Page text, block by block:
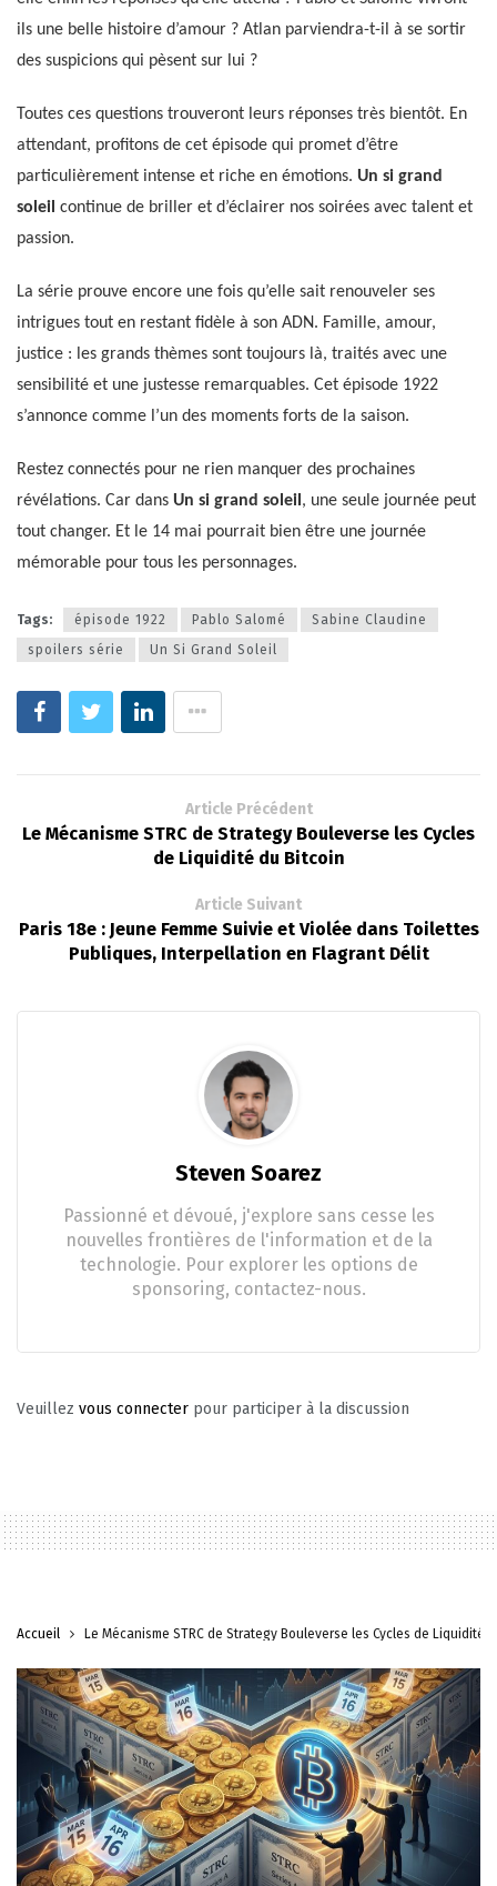
ils une belle histoire d’amour ? Atlan parviendra-t-il à se sortir
des suspicions qui pèsent sur lui ?
Toutes ces questions trouveront leurs réponses très bientôt. En
attendant, profitons de cet épisode qui promet d’être
particulièrement intense et riche en émotions. Un si grand
soleil continue de briller et d’éclairer nos soirées avec talent et
passion.
La série prouve encore une fois qu’elle sait renouveler ses
intrigues tout en restant fidèle à son ADN. Famille, amour,
justice : les grands thèmes sont toujours là, traités avec une
sensibilité et une justesse remarquables. Cet épisode 1922
s’annonce comme l’un des moments forts de la saison.
Restez connectés pour ne rien manquer des prochaines
révélations. Car dans Un si grand soleil , une seule journée peut
tout changer. Et le 14 mai pourrait bien être une journée
mémorable pour tous les personnages.
Tags: épisode 1922 Pablo Salomé
Sabine Claudine
spoilers série
Un Si Grand Soleil
Article Précédent
Le Mécanisme STRC de Strategy Bouleverse les Cycles
de Liquidité du Bitcoin
Article Suivant
Paris 18e : Jeune Femme Suivie et Violée dans Toilettes
Publiques, Interpellation en Flagrant Délit
Steven Soarez
Passionné et dévoué, j'explore sans cesse les
nouvelles frontières de l'information et de la
technologie. Pour explorer les options de
sponsoring, contactez-nous.
Veuillez vous connecter pour participer à la discussion
Accueil Le Mécanisme STRC de Strategy Bouleverse les Cycles de Liquidité